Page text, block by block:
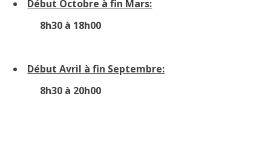
Début Octobre à fin Mars:
8h30 à 18h00
Début Avril à fin Septembre:
8h30 à 20h00